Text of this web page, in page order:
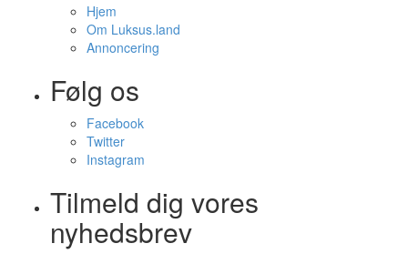
Hjem
Om Luksus.land
Annoncering
Følg os
Facebook
Twitter
Instagram
Tilmeld dig vores
nyhedsbrev